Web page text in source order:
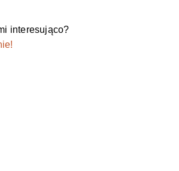
interesująco?